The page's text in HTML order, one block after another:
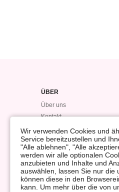
ÜBER
Über uns
Kontakt
Datensicherheitsvorfall
Wir verwenden Cookies und
Service bereitzustellen und
"Alle ablehnen", "Alle
werden wir alle optionalen
anzubieten und Inhalte und
auswählen, lassen Sie nur die
können diese in den
kann. Um mehr über die von